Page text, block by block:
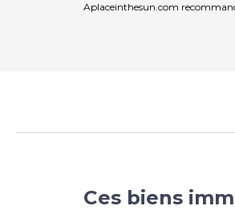
Aplaceinthesun.com
Ces biens